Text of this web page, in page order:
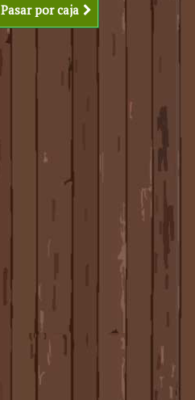
Pasar por caja